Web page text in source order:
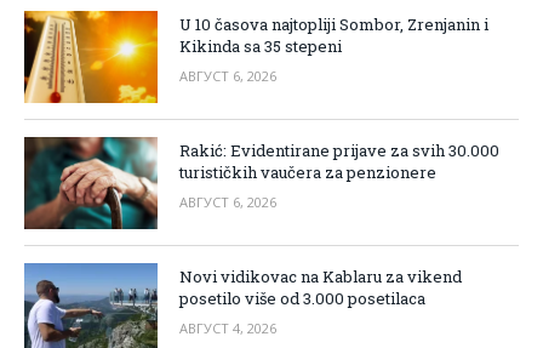
U 10 časova najtopliji Sombor, Zrenjanin i
Kikinda sa 35 stepeni
АВГУСТ 6, 2026
Rakić: Evidentirane prijave za svih 30.000
turističkih vaučera za penzionere
АВГУСТ 6, 2026
Novi vidikovac na Kablaru za vikend
posetilo više od 3.000 posetilaca
АВГУСТ 4, 2026